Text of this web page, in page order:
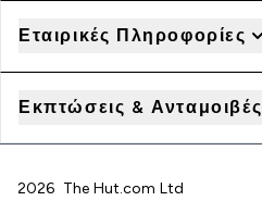
Εταιρικές Πληροφορίες
Εκπτώσεις & Ανταμοιβές
2026 The Hut.com Ltd